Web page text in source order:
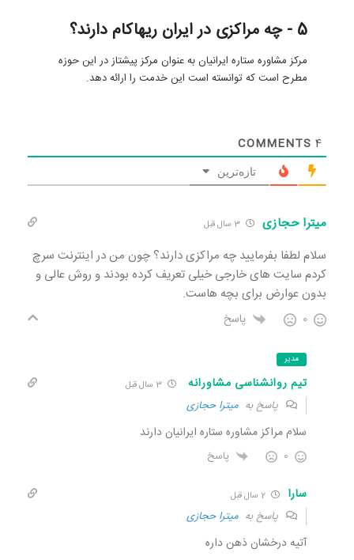
5 - چه مراکزی در ایران ریهاکام دارند؟
مرکز مشاوره ستاره ایرانیان به عنوان مرکز پیشتاز در این حوزه
مطرح است که توانسته است این خدمت را ارائه دهد.
4
COMMENTS
تازه‌ترین
میترا حجازی 3 سال قبل
سلام‌ لطفا بفرمایید چه مراکزی دارند؟ چون من در اینترنت سرچ
کردم سایت های خارجی خیلی تعریف کرده بودند و روش عالی و
بدون عوارض برای بچه هاست.
0 پاسخ
مدیر
تیم روانشناسی مشاورانه
پاسخ به میترا حجازی
سلام مراکز مشاوره ستاره ایرانیان دارند
0 پاسخ
سارا 2 سال قبل
پاسخ به میترا حجازی
آتیه درخشان ذهن داره